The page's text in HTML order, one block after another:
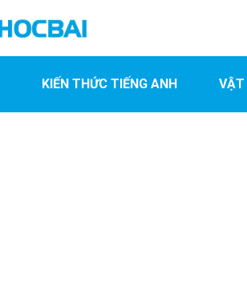
KIẾN THỨC TIẾNG ANH VẬT